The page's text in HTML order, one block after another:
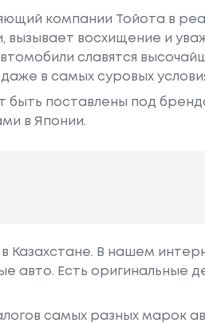
компании Тойота в
вызывает восхищение и
славятся
в самых суровых
быть поставлены под
в Японии.
Казахстане. В нашем
авто. Есть оригинальные
самых разных марок